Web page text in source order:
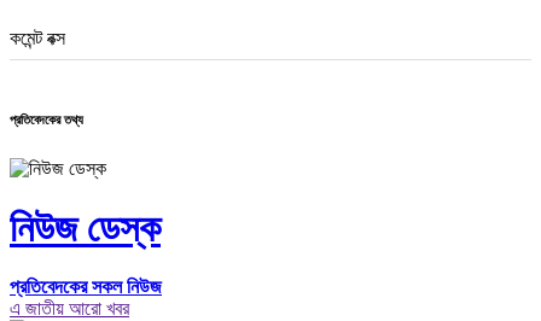
কমেন্ট বক্স
প্রতিবেদকের তথ্য
নিউজ ডেস্ক
প্রতিবেদকের সকল নিউজ
এ জাতীয় আরো খবর